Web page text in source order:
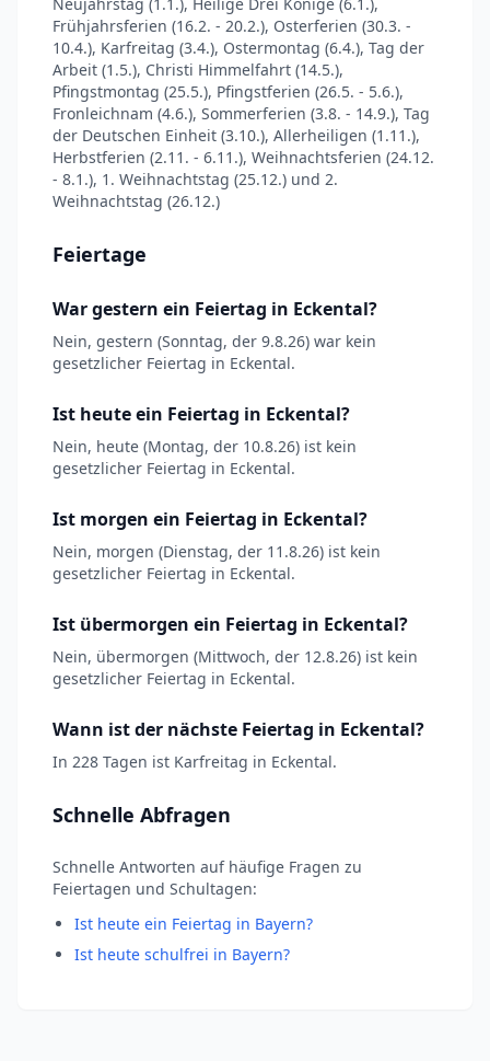
Frühjahrsferien (16.2. - 20.2.), Osterferien (30.3. -
10.4.), Karfreitag (3.4.), Ostermontag (6.4.), Tag der
Arbeit (1.5.), Christi Himmelfahrt (14.5.),
Pfingstmontag (25.5.), Pfingstferien (26.5. - 5.6.),
Fronleichnam (4.6.), Sommerferien (3.8. - 14.9.), Tag
der Deutschen Einheit (3.10.), Allerheiligen (1.11.),
Herbstferien (2.11. - 6.11.), Weihnachtsferien (24.12.
- 8.1.), 1. Weihnachtstag (25.12.) und 2.
Weihnachtstag (26.12.)
Feiertage
War gestern ein Feiertag in Eckental?
Nein, gestern (Sonntag, der 9.8.26) war kein
gesetzlicher Feiertag in Eckental.
Ist heute ein Feiertag in Eckental?
Nein, heute (Montag, der 10.8.26) ist kein
gesetzlicher Feiertag in Eckental.
Ist morgen ein Feiertag in Eckental?
Nein, morgen (Dienstag, der 11.8.26) ist kein
gesetzlicher Feiertag in Eckental.
Ist übermorgen ein Feiertag in Eckental?
Nein, übermorgen (Mittwoch, der 12.8.26) ist kein
gesetzlicher Feiertag in Eckental.
Wann ist der nächste Feiertag in Eckental?
In 228 Tagen ist Karfreitag in Eckental.
Schnelle Abfragen
Schnelle Antworten auf häufige Fragen zu
Feiertagen und Schultagen:
Ist heute ein Feiertag in Bayern?
Ist heute schulfrei in Bayern?